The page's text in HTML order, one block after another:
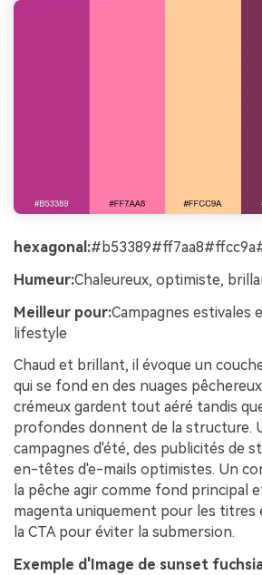
hexagonal:
Humeur:Chaleureux, optimiste,
Meilleur pour:Campagnes estivales
lifestyle
Chaud et brillant, il évoque un
qui se fond en des nuages
crémeux gardent tout aéré tandis
profondes donnent de la structure.
campagnes d'été, des publicités de
en-têtes d'e-mails optimistes. Un
la pêche agir comme fond principal
magenta uniquement pour les titres
la CTA pour éviter la submersion.
Exemple d'Image de sunset